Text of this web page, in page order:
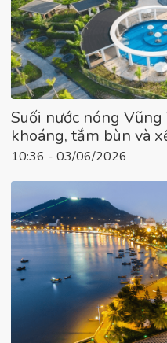
Suối nước nóng
khoáng, tắm bùn và
10:36 - 03/06/2026